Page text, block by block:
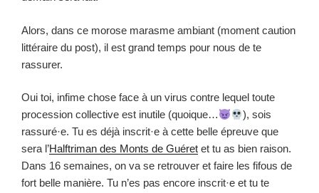
Alors, dans ce morose marasme ambiant (moment caution
littéraire du post), il est grand temps pour nous de te
rassurer.
Oui toi, infime chose face à un virus contre lequel toute
procession collective est inutile (quoique…
), sois
rassuré·e. Tu es déjà inscrit·e à cette belle épreuve que
sera l’Halftriman des Monts de Guéret et tu as bien raison.
Dans 16 semaines, on va se retrouver et faire les fifous de
fort belle manière. Tu n’es pas encore inscrit·e et tu te